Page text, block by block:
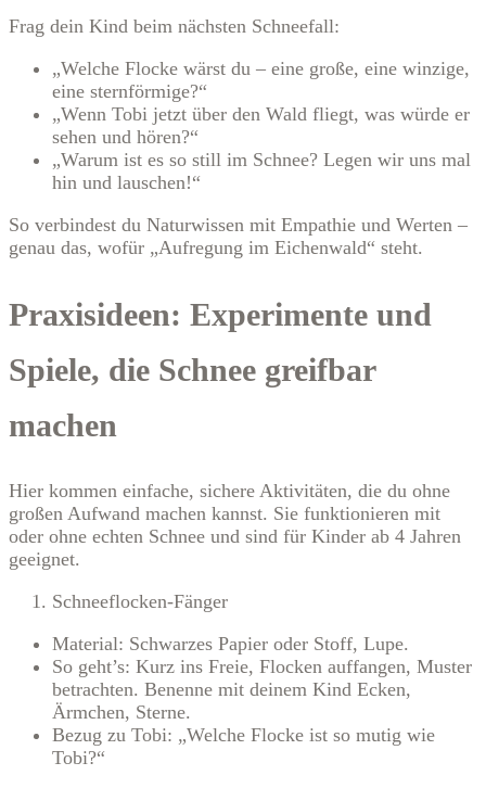
Frag dein Kind beim nächsten Schneefall:
„Welche Flocke wärst du – eine große, eine winzige,
eine sternförmige?“
„Wenn Tobi jetzt über den Wald fliegt, was würde er
sehen und hören?“
„Warum ist es so still im Schnee? Legen wir uns mal
hin und lauschen!“
So verbindest du Naturwissen mit Empathie und Werten –
genau das, wofür „Aufregung im Eichenwald“ steht.
Praxisideen: Experimente und
Spiele, die Schnee greifbar
machen
Hier kommen einfache, sichere Aktivitäten, die du ohne
großen Aufwand machen kannst. Sie funktionieren mit
oder ohne echten Schnee und sind für Kinder ab 4 Jahren
geeignet.
Schneeflocken-Fänger
Material: Schwarzes Papier oder Stoff, Lupe.
So geht’s: Kurz ins Freie, Flocken auffangen, Muster
betrachten. Benenne mit deinem Kind Ecken,
Ärmchen, Sterne.
Bezug zu Tobi: „Welche Flocke ist so mutig wie
Tobi?“